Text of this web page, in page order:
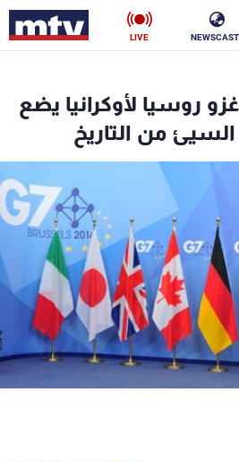
LIVE
روسيا لأوكرانيا يضع
من التاريخ
ناس
فن
رياضة